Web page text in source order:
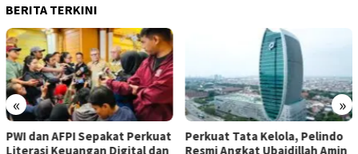
BERITA TERKINI
« »
PWI dan AFPI Sepakat Perkuat
Literasi Keuangan Digital dan
​Perkuat Tata Kelola, Pelindo
Resmi Angkat Ubaidillah Amin